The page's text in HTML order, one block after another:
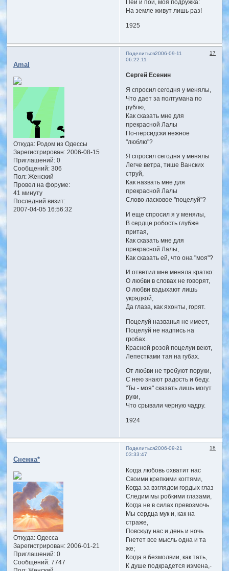
Пей и пой, моя подружка:
На земле живут лишь раз!
1925
Поделиться 17
2006-09-11
06:22:11
Amal
Откуда:Родом из Одессы
Зарегистрирован: 2006-08-15
Приглашений:0
Сообщений:306
Пол:Женский
Провел на форуме:
41 минуту
Последний визит:
2007-04-05 16:56:32
Сергей Есенин
Я спросил сегодня у менялы,
Что дает за полтумана по
рублю,
Как сказать мне для
прекрасной Лалы
По-персидски нежное
"люблю"?
Я спросил сегодня у менялы
Легче ветра, тише Ванских
струй,
Как назвать мне для
прекрасной Лалы
Слово ласковое "поцелуй"?
И еще спросил я у менялы,
В сердце робость глубже
притая,
Как сказать мне для
прекрасной Лалы,
Как сказать ей, что она "моя"?
И ответил мне меняла кратко:
О любви в словах не говорят,
О любви вздыхают лишь
украдкой,
Да глаза, как яхонты, горят.
Поцелуй названья не имеет,
Поцелуй не надпись на
гробах.
Красной розой поцелуи веют,
Лепестками тая на губах.
От любви не требуют поруки,
С нею знают радость и беду.
"Ты - моя" сказать лишь могут
руки,
Что срывали черную чадру.
1924
Поделиться 18
2006-09-21
03:33:47
Снежка*
Откуда:Одесса
Зарегистрирован: 2006-01-21
Приглашений:0
Сообщений:7747
Когда любовь охватит нас
Своими крепкими когтями,
Когда за взглядом гордых глаз
Следим мы робкими глазами,
Когда не в силах превозмочь
Мы сердца мук и, как на
страже,
Повсюду нас и день и ночь
Гнетет все мысль одна и та
же;
Когда в безмолвии, как тать,
К душе подкрадется измена,-